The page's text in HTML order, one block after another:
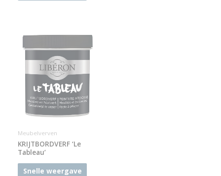
Meubelverven
KRIJTBORDVERF ‘Le
Tableau’
Snelle weergave